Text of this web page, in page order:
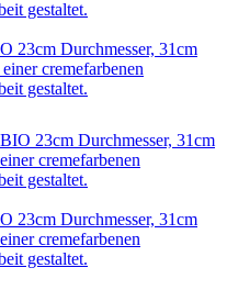
23cm Durchmesser, 31cm
cremefarbenen
gestaltet.
23cm Durchmesser, 31cm
cremefarbenen
gestaltet.